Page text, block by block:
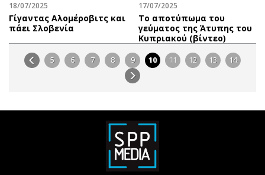
18/07/2025
Γίγαντας Αλομέροβιτς και
πάει Σλοβενία
17/07/2025
Το αποτύπωμα του
γεύματος της Άτυπης του
Κυπριακού (βίντεο)
5 6 7 8 9 10 11 12 13 14